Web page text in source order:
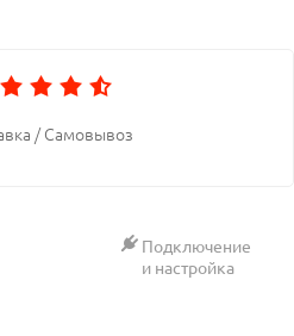
/ Самовывоз
Подключение
и настройка